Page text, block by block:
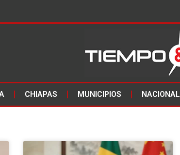
CHIAPAS MUNICIPIOS NACIONAL